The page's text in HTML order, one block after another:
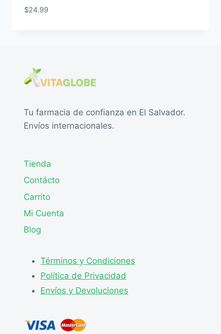
$24.99
Tu farmacia de confianza en El Salvador.
Envíos internacionales.
Tienda
Contácto
Carrito
Mi Cuenta
Blog
Términos y Condiciones
Política de Privacidad
Envíos y Devoluciones